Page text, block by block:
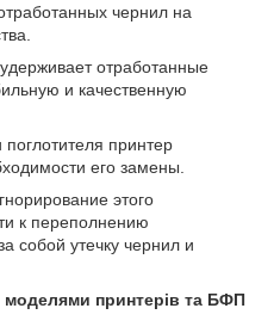
чернил на
отработанные
и качественную
принтер
его замены.
этого
к переполнению
собой утечку чернил и
моделями принтерів та БФП